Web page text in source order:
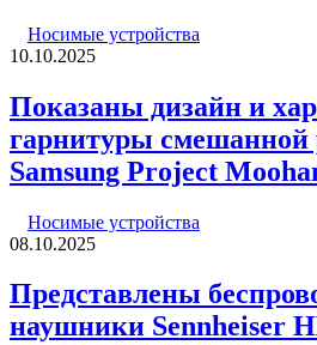
Носимые устройства
10.10.2025
Показаны дизайн и
гарнитуры смешанной
Samsung Project
Носимые устройства
08.10.2025
Представлены
наушники Sennheiser